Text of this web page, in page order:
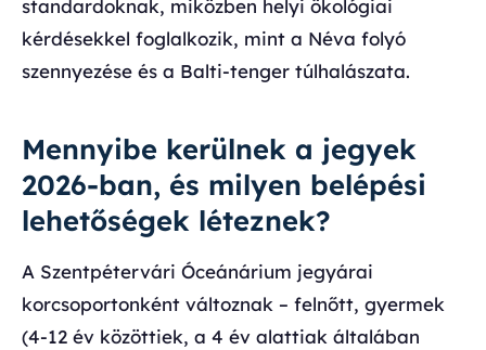
standardoknak, miközben helyi ökológiai
kérdésekkel foglalkozik, mint a Néva folyó
szennyezése és a Balti-tenger túlhalászata.
Mennyibe kerülnek a jegyek
2026-ban, és milyen belépési
lehetőségek léteznek?
A Szentpétervári Óceánárium jegyárai
korcsoportonként változnak – felnőtt, gyermek
(4-12 év közöttiek, a 4 év alattiak általában